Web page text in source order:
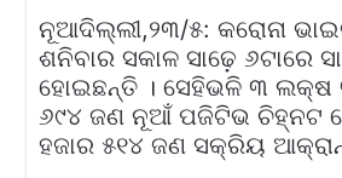
ନୂଆଦିଲ୍ଲୀ,୨୩/୫: କରୋନା
ଶନିବାର ସକାଳ ସାଢ଼େ ୬ଟାରେ
ହୋଇଛନ୍ତି । ସେହିଭଳି ୩ ଲକ୍ଷ
୬୯୪ ଜଣ ନୂଆଁ ପଜିଟିଭ ଚିହ୍ନଟ
ହଜାର ୫୧୪ ଜଣ ସକ୍ରିୟ